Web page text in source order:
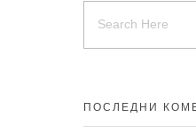
ПОСЛЕДНИ